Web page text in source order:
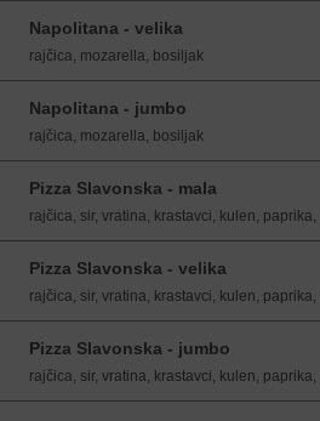
Napolitana - velika
rajčica, mozarella, bosiljak
Napolitana - jumbo
rajčica, mozarella, bosiljak
Pizza Slavonska - mala
rajčica, sir, vratina, krastavci, kulen,
Pizza Slavonska - velika
rajčica, sir, vratina, krastavci, kulen,
Pizza Slavonska - jumbo
rajčica, sir, vratina, krastavci, kulen,